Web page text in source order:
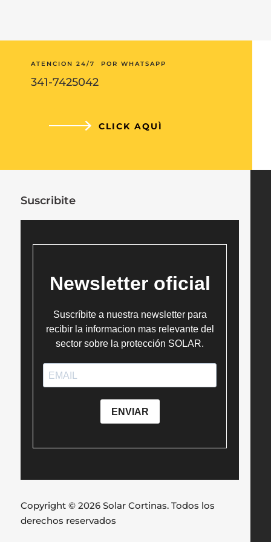
ATENCION 24/7 POR WHATSAPP
341-7425042
CLICK AQUÌ
Suscribite
Copyright © 2026 Solar Cortinas. Todos los
derechos reservados